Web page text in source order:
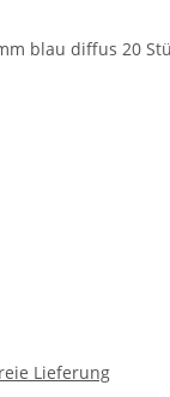
blau diffus 20
Lieferung